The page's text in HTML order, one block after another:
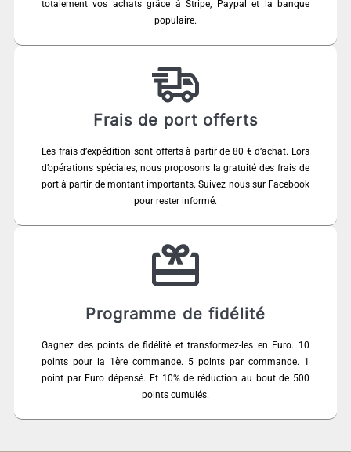
totalement vos achats grâce à Stripe, Paypal et la banque
populaire.
Frais de port offerts
Les frais d’expédition sont offerts à partir de 80 € d’achat. Lors
d’opérations spéciales, nous proposons la gratuité des frais de
port à partir de montant importants. Suivez nous sur Facebook
pour rester informé.
Programme de fidélité
Gagnez des points de fidélité et transformez-les en Euro. 10
points pour la 1ère commande. 5 points par commande. 1
point par Euro dépensé. Et 10% de réduction au bout de 500
points cumulés.